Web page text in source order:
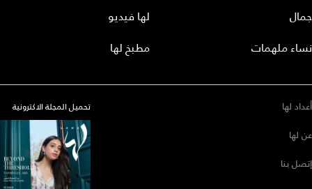
جمال
نساء ملهمات
لها فيديو
مطبخ لها
أعداد لها
عن لها
إتصل بنا
تحميل المجلة الاكترونية